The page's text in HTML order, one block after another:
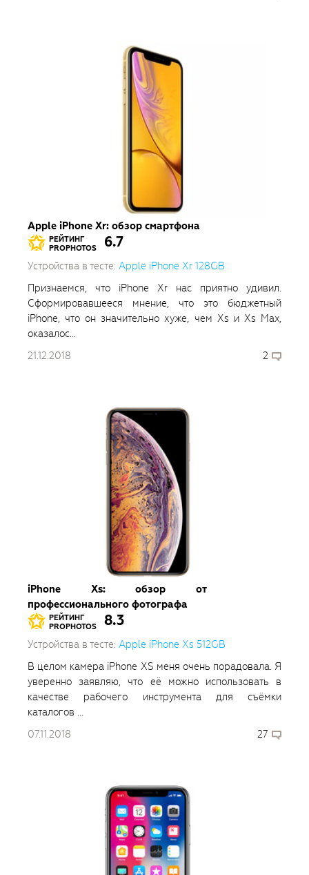
Apple iPhone Xr: обзор смартфона
РЕЙТИНГ
PROPHOTOS
6.7
Устройства в тесте: Apple iPhone Xr 128GB
Признаемся, что iPhone Xr нас приятно удивил.
Сформировавшееся мнение, что это бюджетный
iPhone, что он значительно хуже, чем Xs и Xs Max,
оказалос...
21.12.2018
2
iPhone Xs: обзор от
профессионального фотографа
РЕЙТИНГ
PROPHOTOS
8.3
Устройства в тесте: Apple iPhone Xs 512GB
В целом камера iPhone XS меня очень порадовала. Я
уверенно заявляю, что её можно использовать в
качестве рабочего инструмента для съёмки
каталогов ...
07.11.2018
27